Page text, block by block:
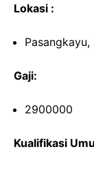
Lokasi :
Gaji:
2900000
Kualifikasi